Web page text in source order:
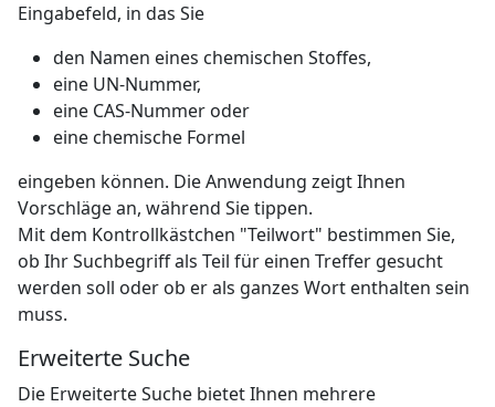
Eingabefeld, in das Sie
den Namen eines chemischen Stoffes,
eine UN-Nummer,
eine CAS-Nummer oder
eine chemische Formel
eingeben können. Die Anwendung zeigt Ihnen
Vorschläge an, während Sie tippen.
Mit dem Kontrollkästchen "Teilwort" bestimmen Sie,
ob Ihr Suchbegriff als Teil für einen Treffer gesucht
werden soll oder ob er als ganzes Wort enthalten sein
muss.
Erweiterte Suche
Die Erweiterte Suche bietet Ihnen mehrere